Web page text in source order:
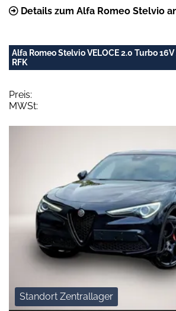
Details zum Alfa Romeo Stelvio
Alfa Romeo Stelvio VELOCE 2.0 Turbo 16V
RFK
Preis:
MWSt:
Standort Zentrallager